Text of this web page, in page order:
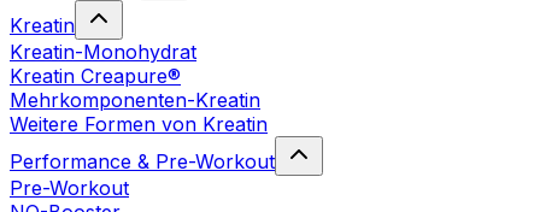
Kreatin
Kreatin-Monohydrat
Kreatin Creapure®
Mehrkomponenten-Kreatin
Weitere Formen von Kreatin
Performance & Pre-Workout
Pre-Workout